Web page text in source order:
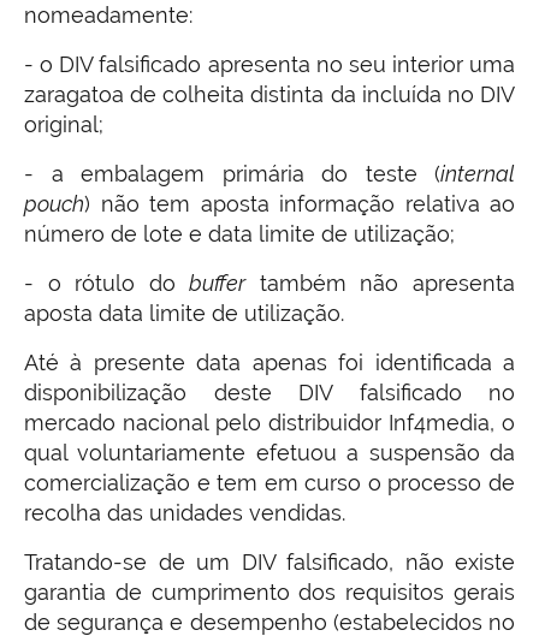
nomeadamente:
- o DIV falsificado apresenta no seu interior uma
zaragatoa de colheita distinta da incluída no DIV
original;
- a embalagem primária do teste (internal
pouch) não tem aposta informação relativa ao
número de lote e data limite de utilização;
- o rótulo dobuffertambém não apresenta
aposta data limite de utilização.
Até à presente data apenas foi identificada a
disponibilização deste DIV falsificado no
mercado nacional pelo distribuidor Inf4media, o
qual voluntariamente efetuou a suspensão da
comercialização e tem em curso o processo de
recolha das unidades vendidas.
Tratando-se de um DIV falsificado, não existe
garantia de cumprimento dos requisitos gerais
de segurança e desempenho (estabelecidos no